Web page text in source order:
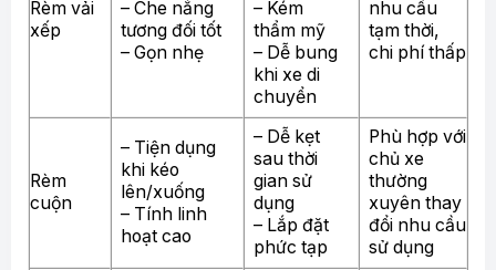
Rèm vải
xếp
– Che nắng
tương đối tốt
– Gọn nhẹ
– Kém
thẩm mỹ
– Dễ bung
khi xe di
chuyển
nhu cầu
tạm thời,
chi phí thấp
Rèm
cuộn
– Tiện dụng
khi kéo
lên/xuống
– Tính linh
hoạt cao
– Dễ kẹt
sau thời
gian sử
dụng
– Lắp đặt
phức tạp
Phù hợp với
chủ xe
thường
xuyên thay
đổi nhu cầu
sử dụng